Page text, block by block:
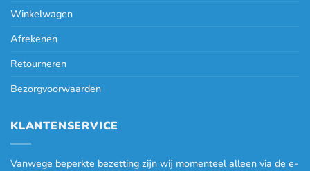
Winkelwagen
Afrekenen
Retourneren
Bezorgvoorwaarden
KLANTENSERVICE
Vanwege beperkte bezetting zijn wij momenteel alleen via de e-